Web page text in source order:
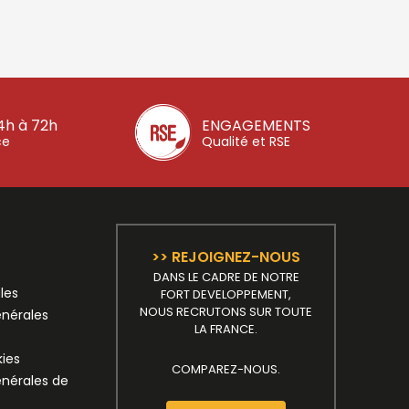
à 72h ENGAGEMENTS
Qualité et RSE
de
>> REJOIGNEZ-NOUS
DANS LE CADRE DE NOTRE
FORT DEVELOPPEMENT,
NOUS RECRUTONS SUR TOUTE
LA FRANCE.
COMPAREZ-NOUS.